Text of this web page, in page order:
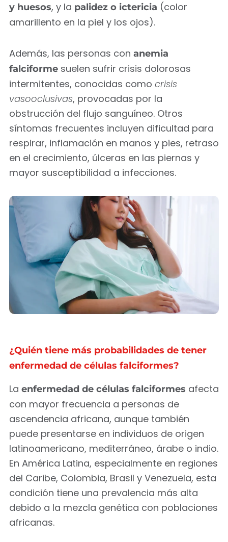
y huesos, y la palidez o ictericia (color
amarillento en la piel y los ojos).
Además, las personas con anemia
falciforme suelen sufrir crisis dolorosas
intermitentes, conocidas como crisis
vasooclusivas, provocadas por la
obstrucción del flujo sanguíneo. Otros
síntomas frecuentes incluyen dificultad para
respirar, inflamación en manos y pies, retraso
en el crecimiento, úlceras en las piernas y
mayor susceptibilidad a infecciones.
¿Quién tiene más probabilidades de tener
enfermedad de células falciformes?
La enfermedad de células falciformes afecta
con mayor frecuencia a personas de
ascendencia africana, aunque también
puede presentarse en individuos de origen
latinoamericano, mediterráneo, árabe o indio.
En América Latina, especialmente en regiones
del Caribe, Colombia, Brasil y Venezuela, esta
condición tiene una prevalencia más alta
debido a la mezcla genética con poblaciones
africanas.